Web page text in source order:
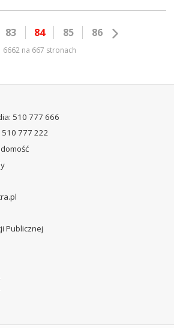
83 84 85 86
6662 na 667 stronach
510 777 666
777 222
Publicznej